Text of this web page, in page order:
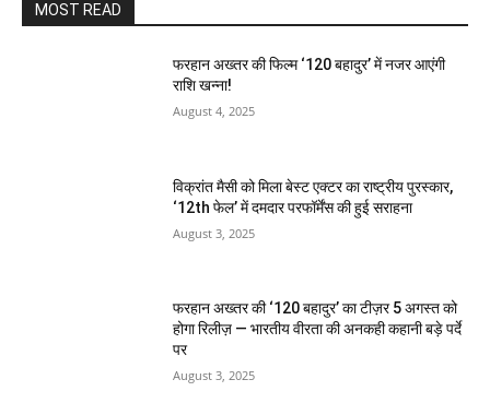
MOST READ
फरहान अख्तर की फिल्म ‘120 बहादुर’ में नजर आएंगी
राशि खन्ना!
August 4, 2025
विक्रांत मैसी को मिला बेस्ट एक्टर का राष्ट्रीय पुरस्कार,
‘12th फेल’ में दमदार परफॉर्मेंस की हुई सराहना
August 3, 2025
फरहान अख्तर की ‘120 बहादुर’ का टीज़र 5 अगस्त को
होगा रिलीज़ — भारतीय वीरता की अनकही कहानी बड़े पर्दे
पर
August 3, 2025